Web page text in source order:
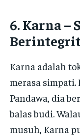
6. Karna –
Karna adalah
merasa simpati.
Pandawa, dia
balas budi.
musuh, Karna